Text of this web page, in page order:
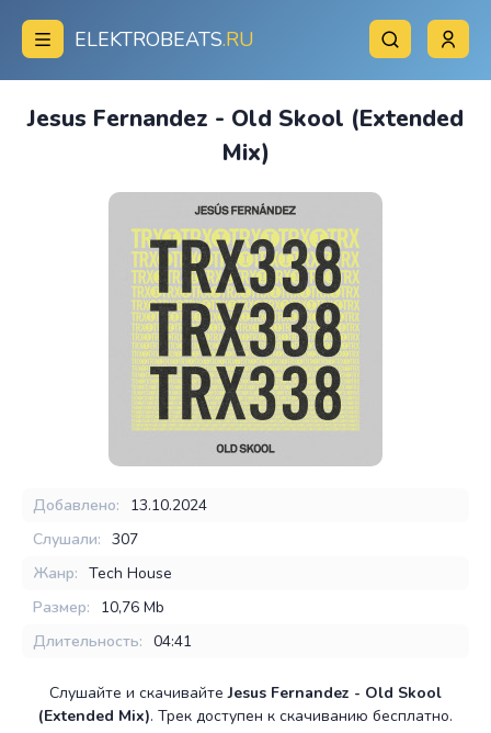
ELEKTROBEATS.RU
Jesus Fernandez - Old Skool (Extended
Mix)
Добавлено:
13.10.2024
Слушали: 307
Жанр: Tech House
Размер:
10,76 Mb
Длительность: 04:41
Слушайте и скачивайтеJesus Fernandez - Old Skool
(Extended Mix). Трек доступен к скачиванию бесплатно.